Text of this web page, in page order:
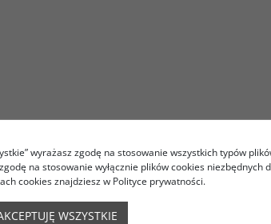
wyrażasz zgodę na stosowanie wszystkich typów
na stosowanie wyłącznie plików cookies niezbędnych
cookies znajdziesz w Polityce prywatności.
WSZYSTKIE